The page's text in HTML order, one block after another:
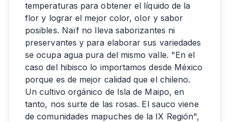
temperaturas para obtener el líquido de la
flor y lograr el mejor color, olor y sabor
posibles. Naïf no lleva saborizantes ni
preservantes y para elaborar sus variedades
se ocupa agua pura del mismo valle. "En el
caso del hibisco lo importamos desde México
porque es de mejor calidad que el chileno.
Un cultivo orgánico de Isla de Maipo, en
tanto, nos surte de las rosas. El sauco viene
de comunidades mapuches de la IX Región",